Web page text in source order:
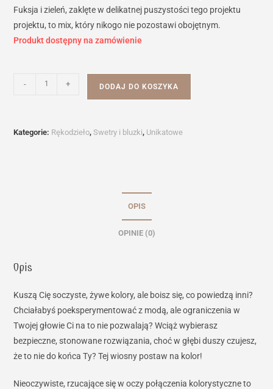
Fuksja i zieleń, zaklęte w delikatnej puszystości tego projektu
projektu, to mix, który nikogo nie pozostawi obojętnym.
Produkt dostępny na zamówienie
- + DODAJ DO KOSZYKA
Kategorie: Rękodzieło,Swetry i bluzki, Unikatowe
OPIS
OPINIE (0)
Opis
Kuszą Cię soczyste, żywe kolory, ale boisz się, co powiedzą inni?
Chciałabyś poeksperymentować z modą, ale ograniczenia w
Twojej głowie Ci na to nie pozwalają? Wciąż wybierasz
bezpieczne, stonowane rozwiązania, choć w głębi duszy czujesz,
że to nie do końca Ty? Tej wiosny postaw na kolor!
Nieoczywiste, rzucające się w oczy połączenia kolorystyczne to